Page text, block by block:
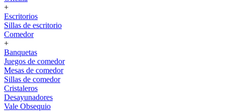
+
Escritorios
Sillas de escritorio
Comedor
+
Banquetas
Juegos de comedor
Mesas de comedor
Sillas de comedor
Cristaleros
Desayunadores
Vale Obsequio